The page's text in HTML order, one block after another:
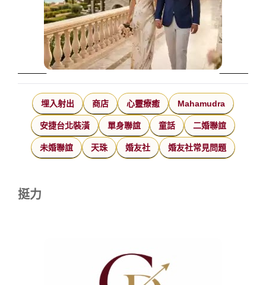
埋入射出 商店 心靈療癒 Mahamudra
安捷台北裝潢 單身聯誼 童話 二婚聯誼
未婚聯誼 天珠 婚友社 婚友社常見問題
挺力